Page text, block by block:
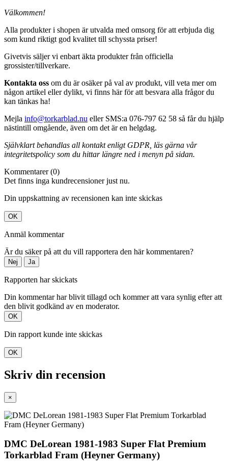
Välkommen!
Alla produkter i shopen är utvalda med omsorg för att erbjuda dig
som kund riktigt god kvalitet till schyssta priser!
Givetvis säljer vi enbart äkta produkter från officiella
grossister/tillverkare.
Kontakta oss om du är osäker på val av produkt, vill veta mer om
någon artikel eller dylikt, vi finns här för att besvara alla frågor du
kan tänkas ha!
Mejla info@torkarblad.nu eller SMS:a 076-797 62 58 så får du hjälp
nästintill omgående, även om det är en helgdag.
Självklart behandlas all kontakt enligt GDPR, läs gärna vår
integritetspolicy som du hittar längre ned i menyn på sidan.
Kommentarer (0)
Det finns inga kundrecensioner just nu.
Din uppskattning av recensionen kan inte skickas
OK
Anmäl kommentar
Är du säker på att du vill rapportera den här kommentaren?
Nej Ja
Rapporten har skickats
Din kommentar har blivit tillagd och kommer att vara synlig efter att
den blivit godkänd av en moderator.
OK
Din rapport kunde inte skickas
OK
Skriv din recension
×
DMC DeLorean 1981-1983 Super Flat Premium
Torkarblad Fram (Heyner Germany)